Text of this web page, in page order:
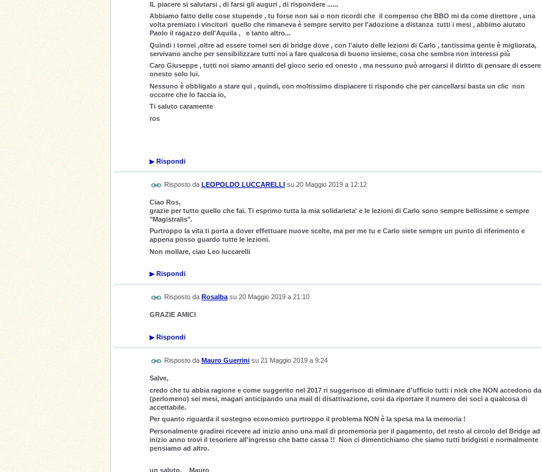
IL piacere si salutarsi , di farsi gli auguri , di rispondere ......
Abbiamo fatto delle cose stupende , tu forse non sai o non ricordi che il compenso che BBO mi da come direttore , una
volta premiato i vincitori quello che rimaneva è sempre servito per l'adozione a distanza tutti i mesi , abbimo aiutato
Paolo il ragazzo dell'Aquila , e tanto altro...
Quindi i tornei ,oltre ad essere tornei seri di bridge dove , con l'aiuto delle lezioni di Carlo , tantissima gente è migliorata,
servivano anche per sensibilizzare tutti noi a fare qualcosa di buono insieme, cosa che sembra non interessi più
Caro Giuseppe , tutti noi siamo amanti del gioco serio ed onesto , ma nessuno può arrogarsi il diritto di pensare di essere
onesto solo lui.
Nessuno è obbligato a stare qui , quindi, con moltissimo dispiacere ti rispondo che per cancellarsi basta un clic non
occorre che lo faccia io,
Ti saluto caramente
ros
▶ Rispondi
Risposto da LEOPOLDO LUCCARELLI su 20 Maggio 2019 a 12:12
Ciao Ros,
grazie per tutto quello che fai. Ti esprimo tutta la mia solidarieta' e le lezioni di Carlo sono sempre bellissime e sempre
"Magistralis".
Purtroppo la vita ti porta a dover effettuare nuove scelte, ma per me tu e Carlo siete sempre un punto di riferimento e
appena posso guardo tutte le lezioni.
Non mollare, ciao Leo luccarelli
▶ Rispondi
Risposto da Rosalbasu 20 Maggio 2019 a 21:10
GRAZIE AMICI
▶ Rispondi
Risposto da Mauro Guerrini su 21 Maggio 2019 a 9:24
Salve,
credo che tu abbia ragione e come suggerito nel 2017 ri suggerisco di eliminare d'ufficio tutti i nick che NON accedono da
(perlomeno) sei mesi, magari anticipando una mail di disattivazione, cosi da riportare il numero dei soci a qualcosa di
accettabile.
Per quanto riguarda il sostegno economico purtroppo il problema NON è la spesa ma la memoria !
Personalmente gradirei ricevere ad inizio anno una mail di promemoria per il pagamento, del resto al circolo del Bridge ad
inizio anno trovi il tesoriere all'ingresso che batte cassa !! Non ci dimentichiamo che siamo tutti bridgisti e normalmente
pensiamo ad altro.
un saluto, Mauro